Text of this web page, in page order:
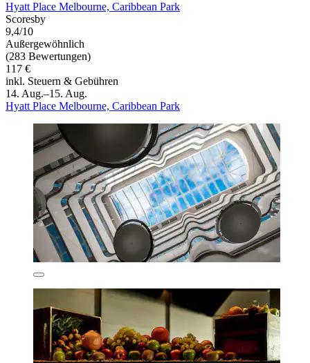
Hyatt Place Melbourne, Caribbean Park
Scoresby
9,4/10
Außergewöhnlich
(283 Bewertungen)
117 €
inkl. Steuern & Gebühren
14. Aug.–15. Aug.
Hyatt Place Melbourne, Caribbean Park